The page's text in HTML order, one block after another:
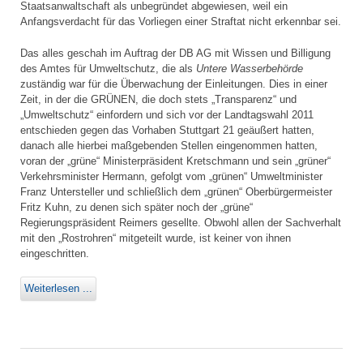
Staatsanwaltschaft als unbegründet abgewiesen, weil ein
Anfangsverdacht für das Vorliegen einer Straftat nicht erkennbar sei.
Das alles geschah im Auftrag der DB AG mit Wissen und Billigung
des Amtes für Umweltschutz, die als Untere Wasserbehörde
zuständig war für die Überwachung der Einleitungen. Dies in einer
Zeit, in der die GRÜNEN, die doch stets „Transparenz“ und
„Umweltschutz“ einfordern und sich vor der Landtagswahl 2011
entschieden gegen das Vorhaben Stuttgart 21 geäußert hatten,
danach alle hierbei maßgebenden Stellen eingenommen hatten,
voran der „grüne“ Ministerpräsident Kretschmann und sein „grüner“
Verkehrsminister Hermann, gefolgt vom „grünen“ Umweltminister
Franz Untersteller und schließlich dem „grünen“ Oberbürgermeister
Fritz Kuhn, zu denen sich später noch der „grüne“
Regierungspräsident Reimers gesellte. Obwohl allen der Sachverhalt
mit den „Rostrohren“ mitgeteilt wurde, ist keiner von ihnen
eingeschritten.
Weiterlesen ...